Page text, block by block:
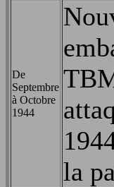
De
Septembre
à Octobre
1944
la